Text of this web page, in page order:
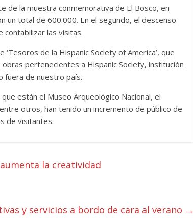
de la muestra conmemorativa de El Bosco, en
un total de 600.000. En el segundo, el descenso
contabilizar las visitas.
de la Hispanic Society of America’, que
pertenecientes a Hispanic Society, institución
fuera de nuestro país.
están el Museo Arqueológico Nacional, el
otros, han tenido un incremento de público de
de visitantes.
la creatividad
y servicios a bordo de cara al verano →